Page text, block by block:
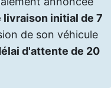
livraison initial de 7
de son véhicule
d'attente de 20